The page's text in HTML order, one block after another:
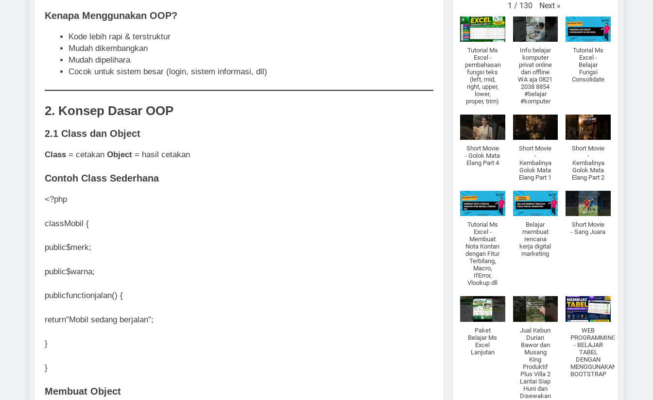
Kenapa Menggunakan OOP?
Kode lebih rapi & terstruktur
Mudah dikembangkan
Mudah dipelihara
Cocok untuk sistem besar (login, sistem informasi, dll)
2. Konsep Dasar OOP
2.1 Class dan Object
Class = cetakan Object = hasil cetakan
Contoh Class Sederhana
<?php
classMobil {
public$merk;
public$warna;
publicfunctionjalan() {
return”Mobil sedang berjalan”;
}
}
Membuat Object
1 / 130 Next »
Tutorial Ms
Excel -
pembahasan
fungsi teks
(left, mid,
right, upper,
lower,
proper, trim)
Info belajar
komputer
privat online
dan offline
WA aja 0821
2038 8854
#belajar
#komputer
Tutorial Ms
Excel -
Belajar
Fungsi
Consolidate
Short Movie
- Golok Mata
Elang Part 4
Short Movie
-
Kembalinya
Golok Mata
Elang Part 1
Short Movie
-
Kembalinya
Golok Mata
Elang Part 2
Tutorial Ms
Excel -
Membuat
Nota Kontan
dengan Fitur
Terbilang,
Macro,
IfError,
Vlookup dll
Belajar
membuat
rencana
kerja digital
marketing
Short Movie
- Sang Juara
Paket
Belajar Ms
Excel
Lanjutan
Jual Kebun
Durian
Bawor dan
Musang
King
Produktif
Plus Villa 2
Lantai Siap
Huni dan
Disewakan
WEB
PROGRAMMING
- BELAJAR
TABEL
DENGAN
MENGGUNAKAN
BOOTSTRAP